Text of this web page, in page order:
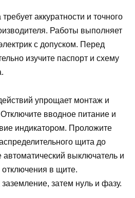
аккуратности и точного
Работы выполняет
с допуском. Перед
изучите паспорт и схему
упрощает монтаж и
вводное питание и
индикатором. Проложите
щита до
автоматический выключатель и
отключения в щите.
затем нуль и фазу.